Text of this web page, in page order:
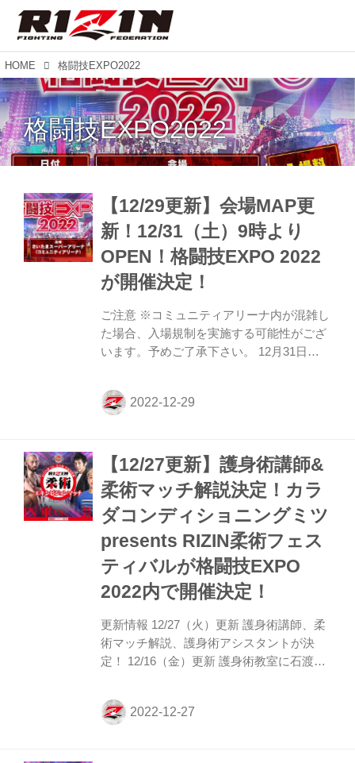
HOME 格闘技EXPO2022
格闘技EXPO2022
【12/29更新】会場MAP更
新！12/31（土）9時より
OPEN！格闘技EXPO 2022
が開催決定！
ご注意 ※コミュニティアリーナ内が混雑し
た場合、入場規制を実施する可能性がござ
います。予めご了承下さい。 12月31日
ニティアリーナで行われる『格闘技EXPO
2022』の詳細が決定したぞ！ 会場内には特
ルお守りを販売するRIZIN神社や飲食エリ
ア、グッズ販売コーナーなど、皆んなで楽
しめるブースが盛りだくさん！ 格闘技
EXPO 2022は入場無料！大晦日はコミュニ
ティアリーナで格闘技EXPO 2022を楽しも
う！ 格闘技EXPO 2022 会場MAP 格闘技
EXPO 20...
【12/27更新】護身術講師&
柔術マッチ解説決定！カラ
ダコンディショニングミツ
presents RIZIN柔術フェス
ティバルが格闘技EXPO
2022内で開催決定！
更新情報 12/27（火）更新 護身術講師、柔
術マッチ解説、護身術アシスタントが決
定！ 12/16（金）更新 護身術教室に石渡伸
ウンサー、実況も担当！ RIZIN軍 vs. 芸人
軍 全面対抗戦エキシビジョンマッチ対戦カ